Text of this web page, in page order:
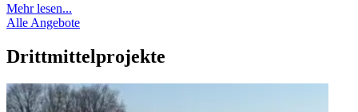
Mehr lesen...
Alle Angebote
Drittmittelprojekte